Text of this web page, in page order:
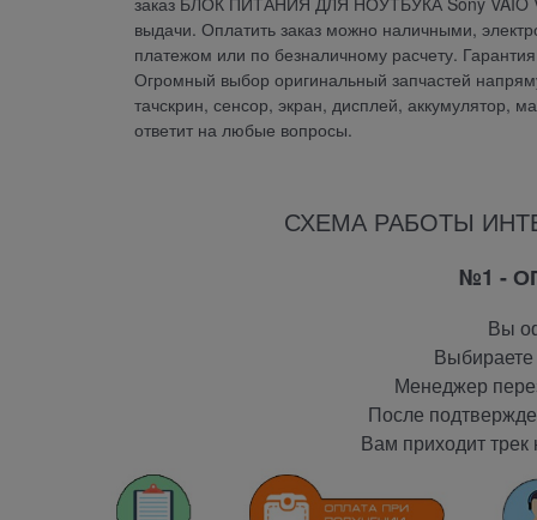
выдачи. Оплатить заказ можно наличными,
платежом или по безналичному расчету.
Огромный выбор оригинальный запчастей
тачскрин, сенсор, экран, дисплей, аккумулятор,
ответит на любые вопросы.
СХЕМА РАБОТЫ
№1 -
Вы
Менеджер
После
Вам приходит